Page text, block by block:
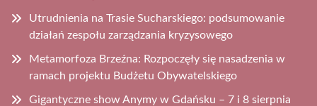
Utrudnienia na Trasie Sucharskiego: podsumowanie
działań zespołu zarządzania kryzysowego
Metamorfoza Brzeźna: Rozpoczęły się nasadzenia w
ramach projektu Budżetu Obywatelskiego
Gigantyczne show Anymy w Gdańsku – 7 i 8 sierpnia